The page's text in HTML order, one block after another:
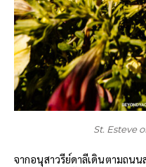
St. Esteve
จากอนุสาวรีย์ดาลีเดินตามถน